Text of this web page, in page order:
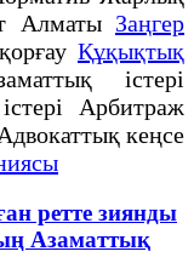
Алматы Заңгер
Құқықтық
істері
Арбитраж
кеңсе
ретте зиянды
Азаматтық